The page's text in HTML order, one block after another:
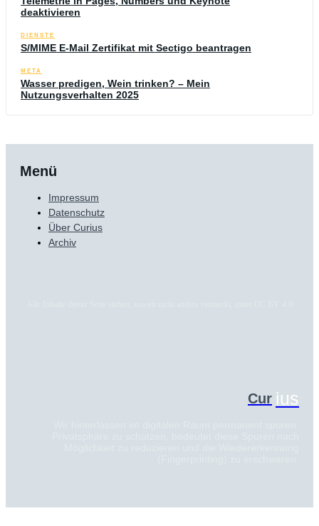
deaktivieren
DIENSTE
S/MIME E-Mail Zertifikat mit Sectigo beantragen
META
Wasser predigen, Wein trinken? – Mein
Nutzungsverhalten 2025
Menü
Impressum
Datenschutz
Über Curius
Archiv
Cur ius